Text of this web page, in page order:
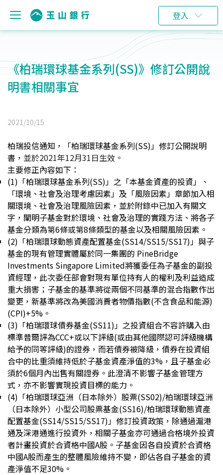
登入
《柏瑞環球基金系列(SS)》修訂公開說
明書相關事宜
2021/10/15
柏瑞投信通知，「柏瑞環球基金系列(SS)」修訂公開說明
書， 並於2021年12月31日生效。
主要修正內容如下 ：
(1) 「柏瑞環球基金系列(SS)」之 「本基金資產的投資」、
「環境、社會及治理考慮因素」及「風險因素」章節加入相
關環境、社會及治理風險因素，並於附錄中已加入有關文
字，闡明子基金對於環境、社會及治理的實踐方法、將各子
基金分類為第6條或第8條類型的基金以及相關風險因素。
(2) 「柏瑞環球動態資產配置基金(SS14/SS15/SS17)」與子
基金的現有管理實體屬於同一集團的 PineBridge
Investments Singapore Limited將獲委任為子基金的副投
資經理，此次委任部會對現有單位持有人的權利及利益造成
重大損害；子基金的基準將從兩個不同基準的混合指數作出
變更，新基準將改為美國消費者物價指數(不含食品和能源)
(CPI)+5%。
(3) 「柏瑞環球債券基金(SS11)」之投資組合不容許購入由
標準普爾評為CCC+或以下評級(或由其他國際認可評級機構
給予的同等評級)的證券，而若債券被降級，債券在投資組
合中的比重須維持低於子基金資產淨值的3%，且子基金必
須於6個月內出售有關證券。此澄清不影響子基金管理方
式，亦不影響實現投資目標的能力。
(4) 「柏瑞環球亞洲（日本除外）股票(SS02)/柏瑞環球亞洲
（日本除外）小型公司股票基金(SS16)/柏瑞環球動態資產
配置基金(SS14/SS15/SS17)」修訂投資政策，除通過滬港
通及深港通進行投資外，相關子基金亦可通過合格境外投資
者計畫投資於合資格中國A股。子基金因各自投資於合資格
中國A股而產生的整體風險維持不變，即佔各自子基金的資
產淨值不足30%。